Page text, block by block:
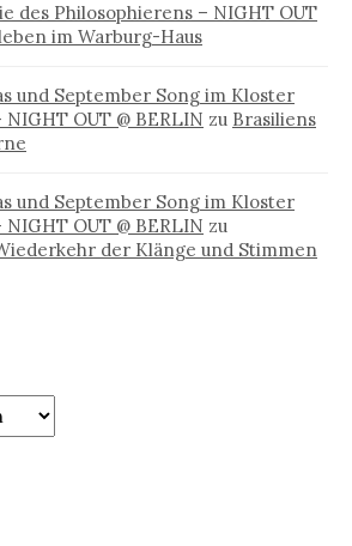
des Philosophierens – NIGHT OUT
im Warburg-Haus
und September Song im Kloster
OUT @ BERLIN zu Brasiliens
und September Song im Kloster
OUT @ BERLIN zu
der Klänge und Stimmen